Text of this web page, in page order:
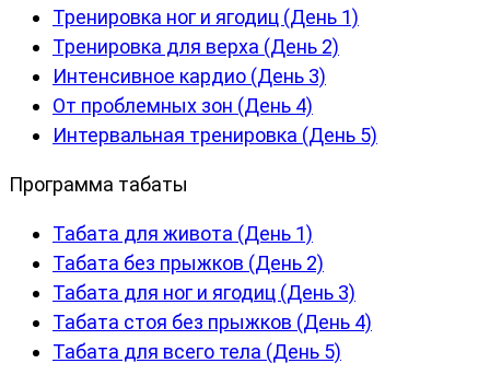
Тренировка ног и ягодиц (День 1)
Тренировка для верха (День 2)
Интенсивное кардио (День 3)
От проблемных зон (День 4)
Интервальная тренировка (День 5)
Программа табаты
Табата для живота (День 1)
Табата без прыжков (День 2)
Табата для ног и ягодиц (День 3)
Табата стоя без прыжков (День 4)
Табата для всего тела (День 5)